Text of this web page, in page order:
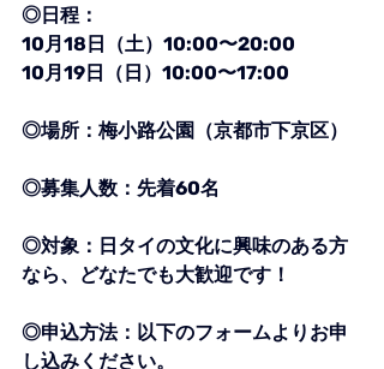
◎日程：
10月18日（土）10:00〜20:00
10月19日（日）10:00〜17:00
◎場所：梅小路公園（京都市下京区）
◎募集人数：先着60名
◎対象：日タイの文化に興味のある方
なら、どなたでも大歓迎です！
◎申込方法：以下のフォームよりお申
し込みください。